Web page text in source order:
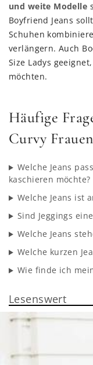
und weite Modelle
Boyfriend Jeans
Schuhen
verlängern. Auch
Size Ladys
möchten.
Häufige
Curvy Frauen
Welche Jeans
kaschieren möchte?
Welche Jeans ist
Sind Jeggings
Welche Jeans
Welche kurzen
Wie finde ich
Lesenswert